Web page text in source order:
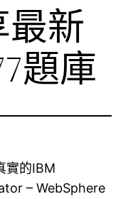
新
題庫
實的IBM
– WebSphere